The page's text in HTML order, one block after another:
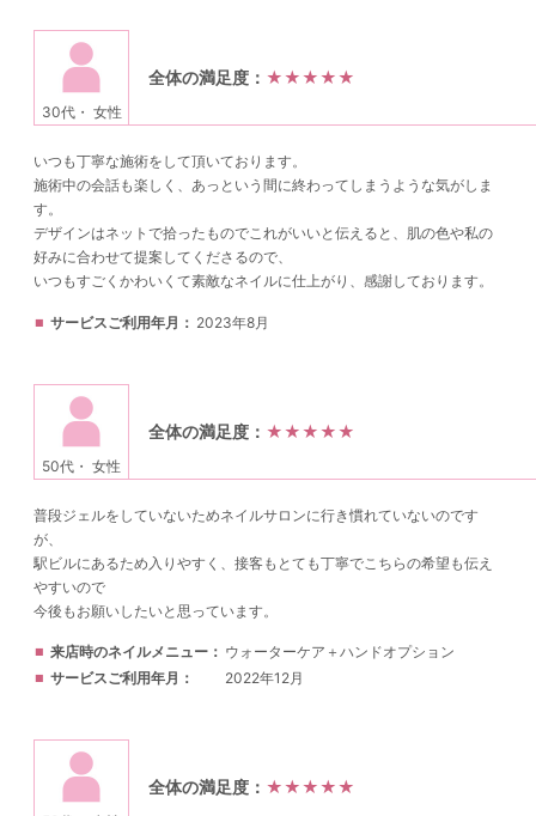
30代・ 女性
全体の満足度： ★★★★★
いつも丁寧な施術をして頂いております。
施術中の会話も楽しく、あっという間に終わってしまうような気がしま
す。
デザインはネットで拾ったものでこれがいいと伝えると、肌の色や私の
好みに合わせて提案してくださるので、
いつもすごくかわいくて素敵なネイルに仕上がり、感謝しております。
サービスご利用年月 2023年8月
50代・ 女性
全体の満足度： ★★★★★
普段ジェルをしていないためネイルサロンに行き慣れていないのです
が、
駅ビルにあるため入りやすく、接客もとても丁寧でこちらの希望も伝え
やすいので
今後もお願いしたいと思っています。
来店時のネイルメニュー
ウォーターケア＋ハンドオプション
サービスご利用年月
2022年12月
全体の満足度： ★★★★★